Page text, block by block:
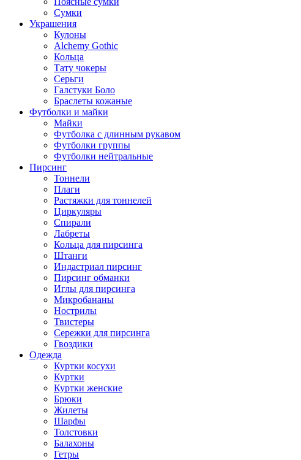
Сумки
Украшения
Кулоны
Alchemy Gothic
Кольца
Тату чокеры
Серьги
Галстуки Боло
Браслеты кожаные
Футболки и майки
Майки
Футболка с длинным рукавом
Футболки группы
Футболки нейтральные
Пирсинг
Тоннели
Плаги
Растяжки для тоннелей
Циркуляры
Спирали
Лабреты
Кольца для пирсинга
Штанги
Индастриал пирсинг
Пирсинг обманки
Иглы для пирсинга
Микробананы
Нострилы
Твистеры
Сережки для пирсинга
Гвоздики
Одежда
Куртки косухи
Куртки
Куртки женские
Брюки
Жилеты
Шарфы
Толстовки
Балахоны
Гетры